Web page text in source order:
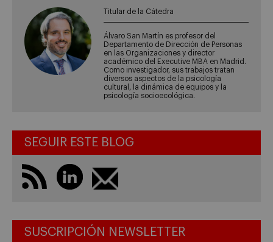
Titular de la Cátedra
Álvaro San Martín es profesor del
Departamento de Dirección de Personas
en las Organizaciones y director
académico del Executive MBA en Madrid.
Como investigador, sus trabajos tratan
diversos aspectos de la psicología
cultural, la dinámica de equipos y la
psicología socioecológica.
SEGUIR ESTE BLOG
SUSCRIPCIÓN NEWSLETTER